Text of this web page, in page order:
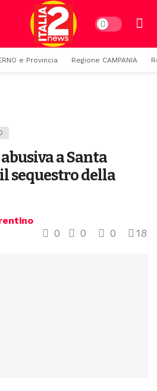
Dark mode
e Provincia Regione CAMPANIA
a Santa
sequestro della
0 0 0 18